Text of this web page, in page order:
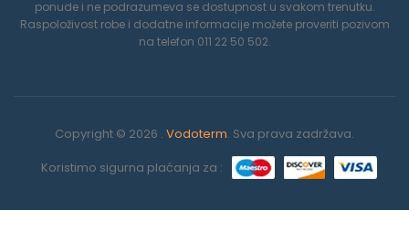
ponude i ne podrazumeva se dostupnost u svakom trenutku.
Raspoloživost robe i dodatne informacije možete proveriti pozivom
na telefon 011 22 50 502.
Copyright © 2026 . Vodoterm. Sva prava zadržava.
Koristimo sigurna plaćanja za :